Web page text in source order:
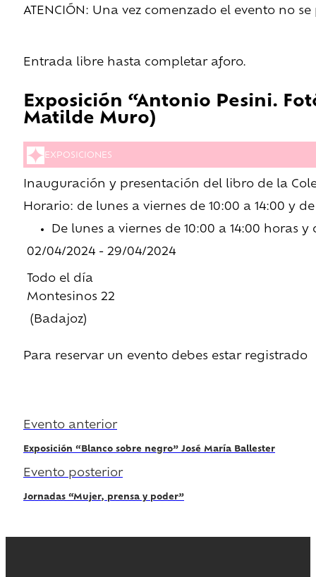
ATENCIÓN: Una vez comenzado el evento no
Entrada libre hasta completar aforo.
Exposición “Antonio Pesini.
Matilde Muro)
EXPOSICIONES
Inauguración y presentación del libro de la
Horario: de lunes a viernes de 10:00 a 14:00 y de
De lunes a viernes de 10:00 a 14:00 horas y
02/04/2024 - 29/04/2024
Todo el día
Montesinos 22
(Badajoz)
Para reservar un evento debes estar registrado
Evento anterior
Exposición “Blanco sobre negro” José María Ballester
Evento posterior
Jornadas “Mujer, prensa y poder”